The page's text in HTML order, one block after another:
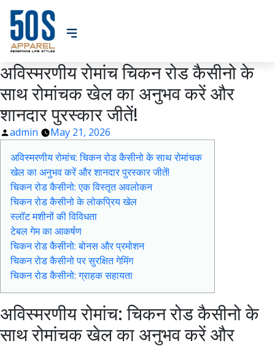
अविस्मरणीय रोमांच चिकन रोड कैसीनो के
साथ रोमांचक खेल का अनुभव करें और
शानदार पुरस्कार जीतें!
Posted
admin
May 21, 2026
अविस्मरणीय रोमांच: चिकन रोड कैसीनो के साथ रोमांचक
खेल का अनुभव करें और शानदार पुरस्कार जीतें!
चिकन रोड कैसीनो: एक विस्तृत अवलोकन
चिकन रोड कैसीनो के लोकप्रिय खेल
स्लॉट मशीनों की विविधता
टेबल गेम का आकर्षण
चिकन रोड कैसीनो: बोनस और प्रमोशन
चिकन रोड कैसीनो पर सुरक्षित गेमिंग
चिकन रोड कैसीनो: ग्राहक सहायता
अविस्मरणीय रोमांच: चिकन रोड कैसीनो के
साथ रोमांचक खेल का अनुभव करें और